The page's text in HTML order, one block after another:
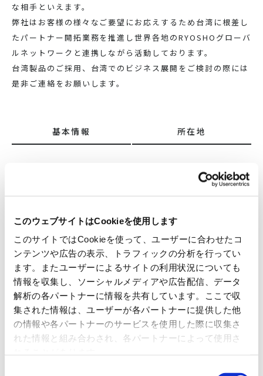
このウェブサイトはCookieを使用します
このサイトではCookieを使って、ユーザーに合わせたコ
ンテンツや広告の表示、トラフィックの分析を行ってい
ます。またユーザーによるサイトの利用状況についても
情報を収集し、ソーシャルメディアや広告配信、データ
解析の各パートナーに情報を共有しています。ここで収
集された情報は、ユーザーが各パートナーに提供した他
の情報や各パートナーのサービスを使用した際に収集さ
れた情報と組み合わされ、各パートナーによって使用さ
な相手といえます。
弊社はお客様の様々なご要望にお応えするため台湾に根差し
たパートナー開拓業務を推進し世界各地のRYOSHOグローバ
ルネットワークと連携しながら活動しております。
台湾製品のご採用、台湾でのビジネス展開をご検討の際には
是非ご連絡をお願いします。
基本情報 所在地
会社名称
台湾菱商股份有限公司
設立年月日
2010年2月